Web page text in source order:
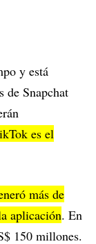
y está
de Snapchat
es el
más de
aplicación. En
150 millones.